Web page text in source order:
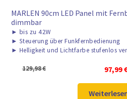
MARLEN 90cm LED Panel mit
dimmbar
► bis zu 42W
► Steuerung über Funkfernbedienung
► Helligkeit und Lichtfarbe stufenlos
129,98€
war:
97,99